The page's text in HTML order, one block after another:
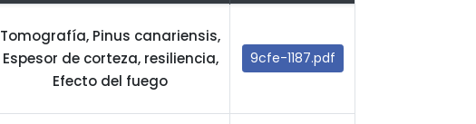
Tomografía, Pinus canariensis,
Espesor de corteza, resiliencia,
Efecto del fuego
9cfe-1187.pdf